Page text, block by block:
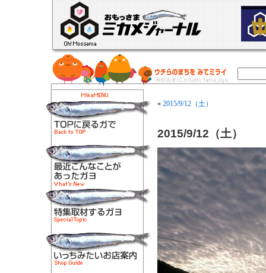
« 2015/9/12（土）
2015/9/12（土）